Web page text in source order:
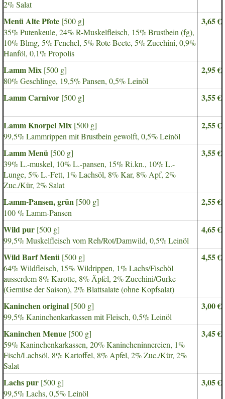
2% Salat
Menü Alte Pfote [500 g]
35% Putenkeule, 24% R-Muskelfleisch, 15% Brustbein (fg),
10% Blmg, 5% Fenchel, 5% Rote Beete, 5% Zucchini, 0,9%
Hanföl, 0,1% Propolis
3,65 €
Lamm Mix [500 g]
80% Geschlinge, 19,5% Pansen, 0,5% Leinöl
2,95 €
Lamm Carnivor [500 g] 3,55 €
Lamm Knorpel Mix [500 g]
99,5% Lammrippen mit Brustbein gewolft, 0,5% Leinöl
2,55 €
Lamm Menü [500 g]
39% L.-muskel, 10% L.-pansen, 15% Ri.kn., 10% L.-
Lunge, 5% L.-Fett, 1% Lachsöl, 8% Kar, 8% Apf, 2%
Zuc./Kür, 2% Salat
3,55 €
Lamm-Pansen, grün [500 g]
100 % Lamm-Pansen
2,55 €
Wild pur [500 g]
99,5% Muskelfleisch vom Reh/Rot/Damwild, 0,5% Leinöl
4,65 €
Wild Barf Menü [500 g]
64% Wildfleisch, 15% Wildrippen, 1% Lachs/Fischöl
ausserdem 8% Karotte, 8% Äpfel, 2% Zucchini/Gurke
(Gemüse der Saison), 2% Blattsalate (ohne Kopfsalat)
4,55 €
Kaninchen original [500 g]
99,5% Kaninchenkarkassen mit Fleisch, 0,5% Leinöl
3,00 €
Kaninchen Menue [500 g]
59% Kaninchenkarkassen, 20% Kanincheninnereien, 1%
Fisch/Lachsöl, 8% Kartoffel, 8% Apfel, 2% Zuc./Kür, 2%
Salat
3,45 €
Lachs pur [500 g]
99,5% Lachs, 0,5% Leinöl
3,05 €